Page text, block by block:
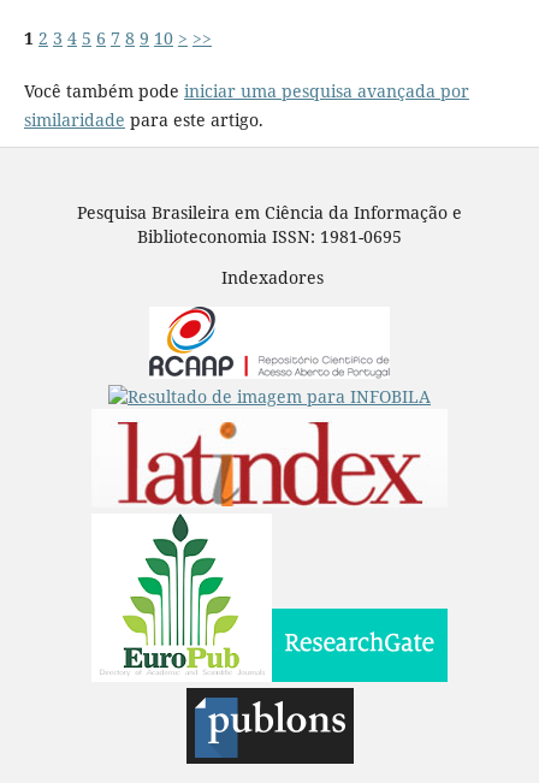
1 2 3 4 5 6 7 8 9 10 > >>
Você também pode iniciar uma pesquisa avançada por
similaridade para este artigo.
Pesquisa Brasileira em Ciência da Informação e
Biblioteconomia ISSN: 1981-0695
Indexadores